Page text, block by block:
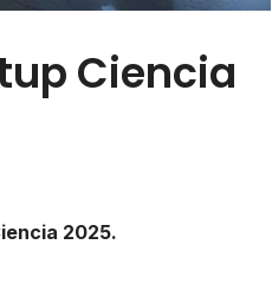
Ciencia
2025.